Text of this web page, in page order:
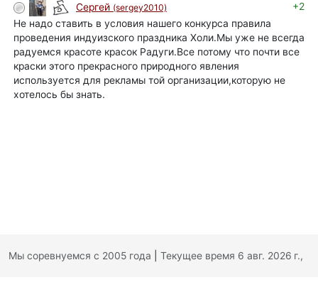
Сергей (sergey2010)
+2
Не надо ставить в условия нашего конкурса правила
проведения индуизского праздника Холи.Мы уже не всегда
радуемся красоте красок Радуги.Все потому что почти все
краски этого прекрасного природного явления
используется для рекламы той организации,которую не
хотелось бы знать.
Мы соревнуемся с 2005 года Текущее время 6 авг. 2026 г.,